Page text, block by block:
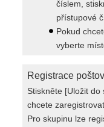
číslem,
přístupové
Pokud
vyberte
Registrace
Stiskněte [Uložit
chcete
Pro skupinu lze